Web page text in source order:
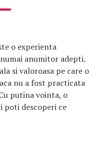
o experienta
anumitor adepti.
si valoroasa pe care o
nu a fost practicata
putina vointa, o
poti descoperi ce